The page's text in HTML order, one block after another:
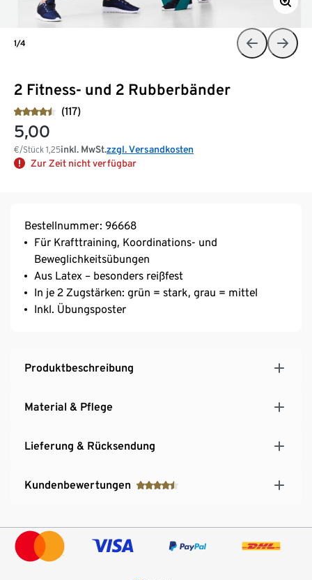
2 Fitness- und 2 Rubberbänder
(117)
5,00
€/Stück 1,25inkl. MwSt.zzgl. Versandkosten
Zur Zeit nicht verfügbar
1/4
Bestellnummer: 96668
Für Krafttraining, Koordinations- und
Beweglichkeitsübungen
Aus Latex – besonders reißfest
In je 2 Zugstärken: grün = stark, grau = mittel
Inkl. Übungsposter
Produktbeschreibung
Material & Pflege
Lieferung & Rücksendung
Kundenbewertungen